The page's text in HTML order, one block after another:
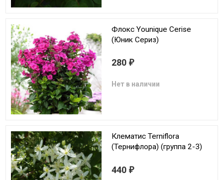
Флокс Younique Cerise
(Юник Сериз)
280 ₽
Нет в наличии
Клематис Terniflora
(Тернифлора) (группа 2-3)
440 ₽